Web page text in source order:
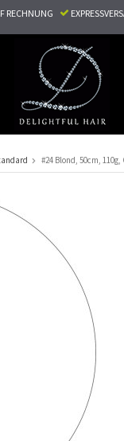
RECHNUNG
#24 Blond, 50cm,